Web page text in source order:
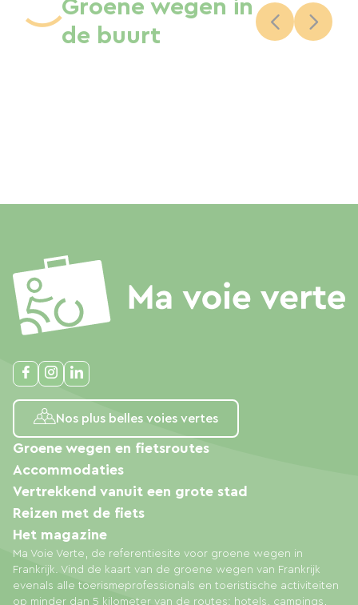
Groene wegen in
de buurt
Nos plus belles voies vertes
Ma Voie Verte, de referentiesite voor groene wegen in
Frankrijk. Vind de kaart van de groene wegen van Frankrijk
evenals alle toerismeprofessionals en toeristische activiteiten
op minder dan 5 kilometer van de routes: hotels, campings,
Groene wegen en fietsroutes
Accommodaties
Vertrekkend vanuit een grote stad
Reizen met de fiets
Het magazine